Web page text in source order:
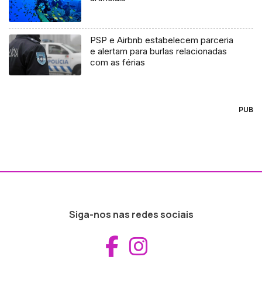
PSP e Airbnb estabelecem parceria
e alertam para burlas relacionadas
com as férias
PUB
Siga-nos nas redes sociais
Aceder ao